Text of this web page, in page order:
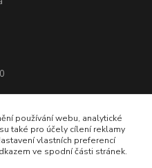
používání webu, analytické
také pro účely cílení reklamy
vlastních preferencí
ve spodní části stránek.